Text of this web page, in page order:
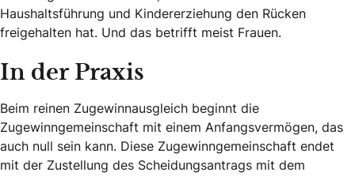
Haushaltsführung und Kindererziehung den Rücken
freigehalten hat. Und das betrifft meist Frauen.
In der Praxis
Beim reinen Zugewinnausgleich beginnt die
Zugewinngemeinschaft mit einem Anfangsvermögen, das
auch null sein kann. Diese Zugewinngemeinschaft endet
mit der Zustellung des Scheidungsantrags mit dem